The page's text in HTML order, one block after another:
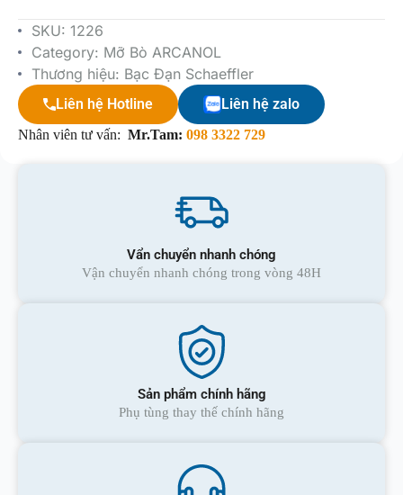
SKU: 1226
Category: Mỡ Bò ARCANOL
Thương hiệu: Bạc Đạn Schaeffler
Liên hệ Hotline Liên hệ zalo
Nhân viên tư vấn: Mr.Tam: 098 3322 729
Vẩn chuyển nhanh chóng
Vận chuyển nhanh chóng trong vòng 48H
Sản phẩm chính hãng
Phụ tùng thay thế chính hãng